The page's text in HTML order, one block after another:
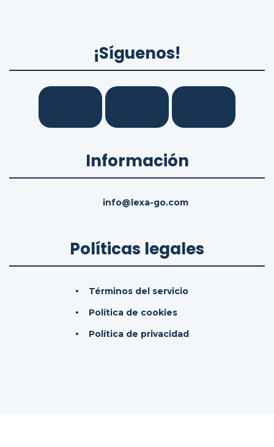
¡Síguenos!
Información
info@lexa-go.com
Políticas legales
Términos del servicio
Política de cookies
Política de privacidad